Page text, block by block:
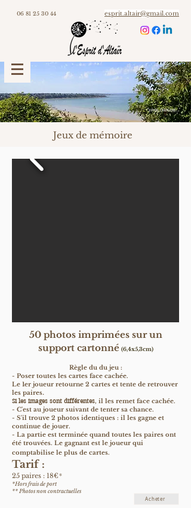
06 81 25 30 44 esprit.altair@gmail.com
"vivez l'instant..."
Jeux de mémoire
50 photos imprimées sur un
support cartonné (6,4x5,3cm)
Règle du du jeu :
- Poser toutes les cartes face cachée.
Le 1er joueur retourne 2 cartes et tente de retrouver
les paires.
Si les images sont différentes, il les remet face cachée.
- C'est au joueur suivant de tenter sa chance.
- S'il trouve 2 photos identiques : il les gagne et
continue de jouer.
- La partie est terminée quand toutes les paires ont
été trouvées. Le gagnant est le joueur qui
comptabilise le plus de cartes.
Tarif:
25 paires : 18€*
*Hors frais de port
** Photos non contractuelles
Acheter